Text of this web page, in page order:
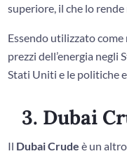
superiore, il che lo
Essendo utilizzato
prezzi dell’energia
Stati Uniti e le politiche
3. Dubai
Il Dubai Crude è un